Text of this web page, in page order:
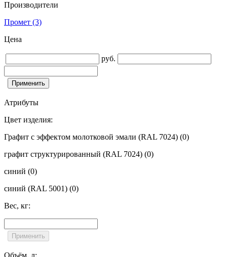
Производители
Промет (3)
Цена
руб.
Атрибуты
Цвет изделия:
Графит с эффектом молотковой эмали (RAL 7024) (0)
графит структурированный (RAL 7024) (0)
синий (0)
синий (RAL 5001) (0)
Вес, кг:
Объём, л: